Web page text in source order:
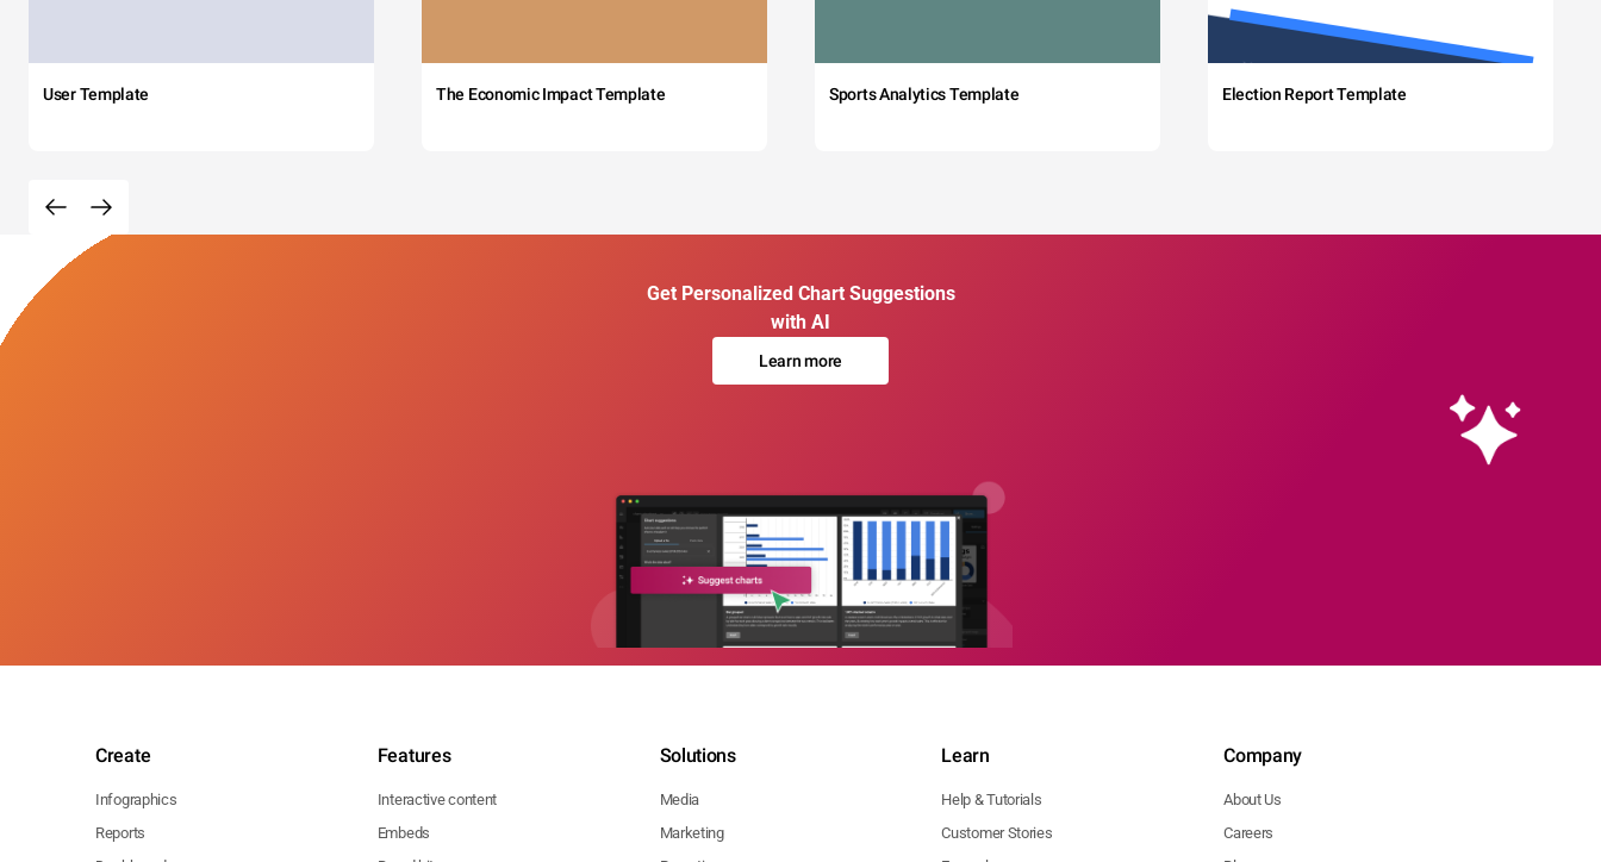
User Template The Economic Impact Template Sports Analytics Template Election Report Template
Get Personalized Chart Suggestions
with AI
Learn more
Create
Infographics
Reports
Features
Interactive content
Embeds
Solutions
Media
Marketing
Learn
Help & Tutorials
Customer Stories
Company
About Us
Careers